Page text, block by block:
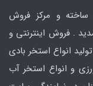
و مرکز فروش
. فروش اینترنتی و
انواع استخر بادی
و انواع استخر آب